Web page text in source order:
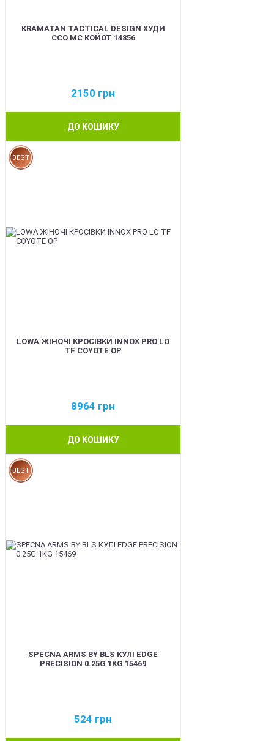
KRAMATAN TACTICAL DESIGN ХУДИ
ССО МС КОЙОТ 14856
2150 грн
ДО КОШИКУ
BEST
LOWA ЖІНОЧІ КРОСІВКИ INNOX PRO LO
TF COYOTE OP
8964 грн
ДО КОШИКУ
BEST
SPECNA ARMS BY BLS КУЛІ EDGE
PRECISION 0.25G 1KG 15469
524 грн